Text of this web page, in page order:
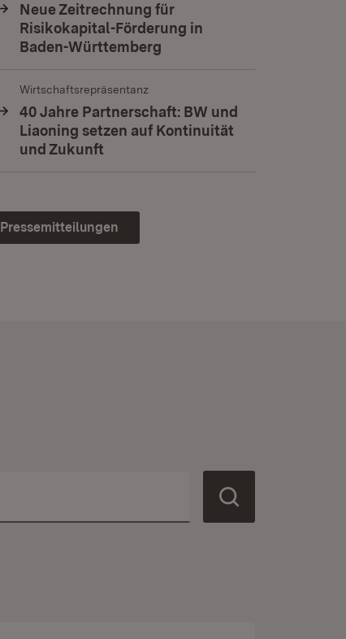
Neue Zeitrechnung für
Risikokapital-Förderung in
Baden-Württemberg
Wirtschaftsrepräsentanz
40 Jahre Partnerschaft: BW und
Liaoning setzen auf Kontinuität
und Zukunft
Pressemitteilungen